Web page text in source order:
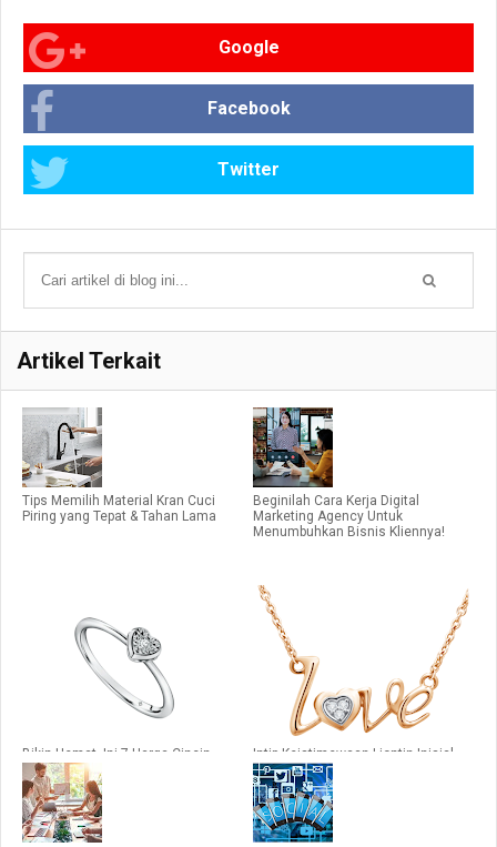
Google
Facebook
Twitter
Artikel Terkait
Tips Memilih Material Kran Cuci
Piring yang Tepat & Tahan Lama
Beginilah Cara Kerja Digital
Marketing Agency Untuk
Menumbuhkan Bisnis Kliennya!
Bikin Hemat, Ini 7 Harga Cincin
Emas Tunangan Terjangkau The
Palace
Intip Keistimewaan Liontin Inisial
Nama untuk Daily Wear